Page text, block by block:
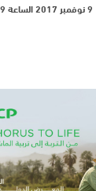
9 نوفمبر 2017 الساعة 9 و 20 دقيقة